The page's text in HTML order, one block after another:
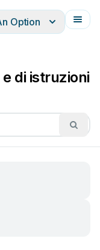
Option
di istruzioni